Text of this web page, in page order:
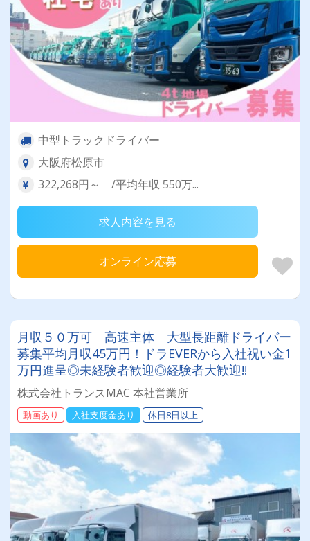
中型トラックドライバー
大阪府松原市
322,268円～ /平均年収 550万...
求人内容を見る
オンライン応募
月収５０万可 高速主体 大型長距離ドライバー
募集平均月収45万円！ドラEVERから入社祝い金1
万円進呈◎未経験者歓迎◎経験者大歓迎!!
株式会社トランスMAC 本社営業所
動画あり 入社支度金あり 休日8日以上